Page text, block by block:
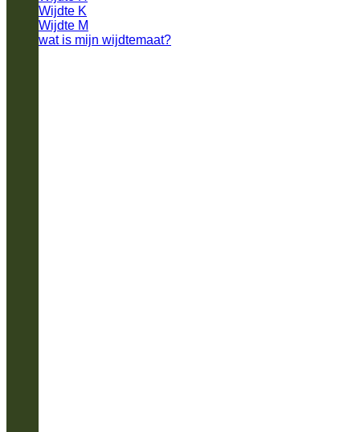
Wijdte K
Wijdte M
wat is mijn wijdtemaat?